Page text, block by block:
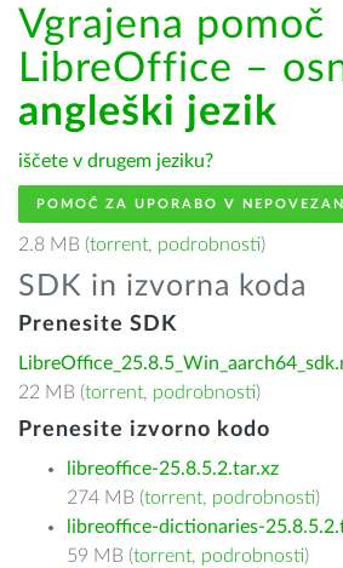
Vgrajena pomoč
LibreOffice –
angleški jezik
iščete v drugem jeziku?
POMOČ ZA UPORABO V
2.8 MB (torrent, podrobnosti)
SDK in izvorna koda
Prenesite SDK
22 MB (torrent, podrobnosti)
Prenesite izvorno kodo
libreoffice-25.8.5.2.tar.xz
274 MB (torrent, podrobnosti)
libreoffice-dictionaries-
59 MB (torrent, podrobnosti)